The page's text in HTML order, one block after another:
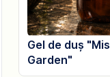
Gel de duș
Garden"